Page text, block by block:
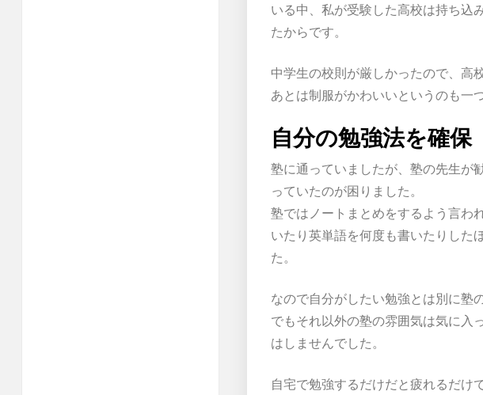
いる中、私が受験した高校は持ち込
たからです。
中学生の校則が厳しかったので、高
あとは制服がかわいいというのも一
自分の勉強法を確保
塾に通っていましたが、塾の先生が
っていたのが困りました。
塾ではノートまとめをするよう言わ
いたり英単語を何度も書いたりした
た。
なので自分がしたい勉強とは別に塾
でもそれ以外の塾の雰囲気は気に入
はしませんでした。
自宅で勉強するだけだと疲れるだけで